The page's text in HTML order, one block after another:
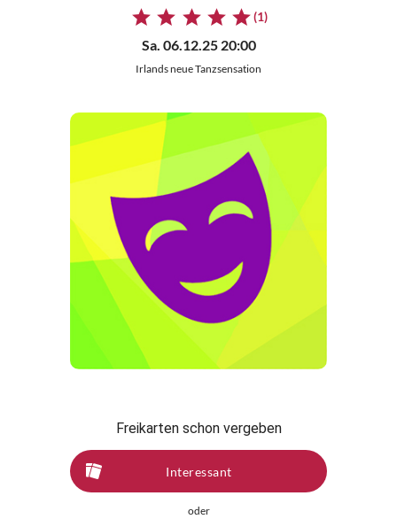
(1)
Sa. 06.12.25 20:00
Irlands neue Tanzsensation
Freikarten schon vergeben
Interessant
oder